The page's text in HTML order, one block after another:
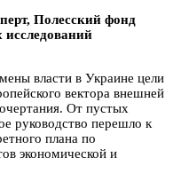
Полесский фонд
власти в Украине цели
вектора внешней
От пустых
руководство перешло к
плана по
экономической и